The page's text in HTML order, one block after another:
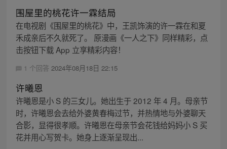
围屋里的桃花许一霖结局
在电视剧《围屋里的桃花》中，王凯饰演的许一霖在和夏
禾成亲后不久就死了。 原漫画《一人之下》同样精彩，点
击按钮下载 App 立享精彩内容！
1 个回答 2024年08月18日 22:15
许曦恩
许曦恩是小 S 的三女儿。她出生于 2012 年 4 月。母亲节
时，许曦恩会去给外婆黄春梅过节，并热情地与外婆聊天
合影，显得很孝顺。许曦恩在母亲节会花钱给妈妈小 S 买
花并用心写贺卡。她身上逐渐呈现出...